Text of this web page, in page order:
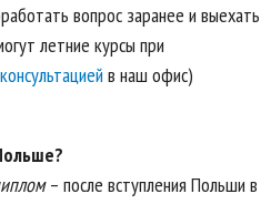
вопрос заранее и выехать
летние курсы при
консультацией в наш офис)
– после вступления Польши в